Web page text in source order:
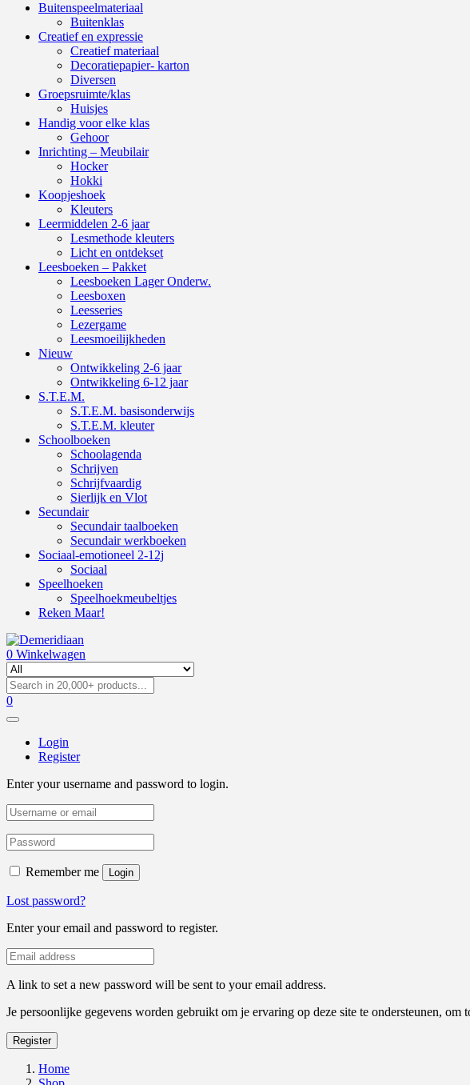
Buitenspeelmateriaal
Buitenklas
Creatief en expressie
Creatief materiaal
Decoratiepapier- karton
Diversen
Groepsruimte/klas
Huisjes
Handig voor elke klas
Gehoor
Inrichting – Meubilair
Hocker
Hokki
Koopjeshoek
Kleuters
Leermiddelen 2-6 jaar
Lesmethode kleuters
Licht en ontdekset
Leesboeken – Pakket
Leesboeken Lager Onderw.
Leesboxen
Leesseries
Lezergame
Leesmoeilijkheden
Nieuw
Ontwikkeling 2-6 jaar
Ontwikkeling 6-12 jaar
S.T.E.M.
S.T.E.M. basisonderwijs
S.T.E.M. kleuter
Schoolboeken
Schoolagenda
Schrijven
Schrijfvaardig
Sierlijk en Vlot
Secundair
Secundair taalboeken
Secundair werkboeken
Sociaal-emotioneel 2-12j
Sociaal
Speelhoeken
Speelhoekmeubeltjes
Reken Maar!
0 Winkelwagen
0
Login
Register
Enter your username and password to login.
Remember me Login
Lost password?
Enter your email and password to register.
A link to set a new password will be sent to your email address.
Je persoonlijke gegevens worden gebruikt om je ervaring op deze site te ondersteunen,
Register
Home